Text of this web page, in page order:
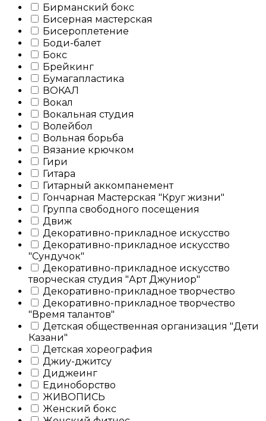
Бирманский бокс
Бисерная мастерская
Бисероплетение
Боди-балет
Бокс
Брейкинг
Бумагапластика
ВОКАЛ
Вокал
Вокальная студия
Волейбол
Вольная борьба
Вязание крючком
Гири
Гитара
Гитарный аккомпанемент
Гончарная Мастерская "Круг жизни"
Группа свободного посещения
Движ
Декоративно-прикладное искусство
Декоративно-прикладное искусство
"Сундучок"
Декоративно-прикладное искусство
творческая студия "Арт Джуниор"
Декоративно-прикладное творчество
Декоративно-прикладное творчество
"Время талантов"
Детская общественная организация "Дети
Казани"
Детская хореография
Джиу-джитсу
Диджеинг
Единоборство
ЖИВОПИСЬ
Женский бокс